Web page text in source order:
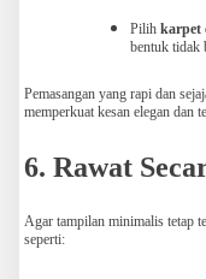
Pilih karpet
bentuk tidak
Pemasangan yang rapi dan
memperkuat kesan elegan dan
6. Rawat
Agar tampilan minimalis tetap
seperti: